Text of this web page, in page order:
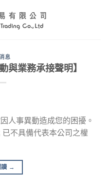
息
與業務承接聲明】
人事異動造成您的困擾。
不具備代表本公司之權
→